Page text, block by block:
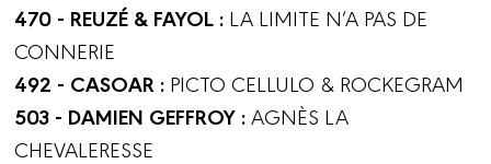
470 - REUZÉ & FAYOL : LA LIMITE N’A PAS DE
CONNERIE
492 - CASOAR : PICTO CELLULO & ROCKEGRAM
503 - DAMIEN GEFFROY :AGNÈS LA
CHEVALERESSE